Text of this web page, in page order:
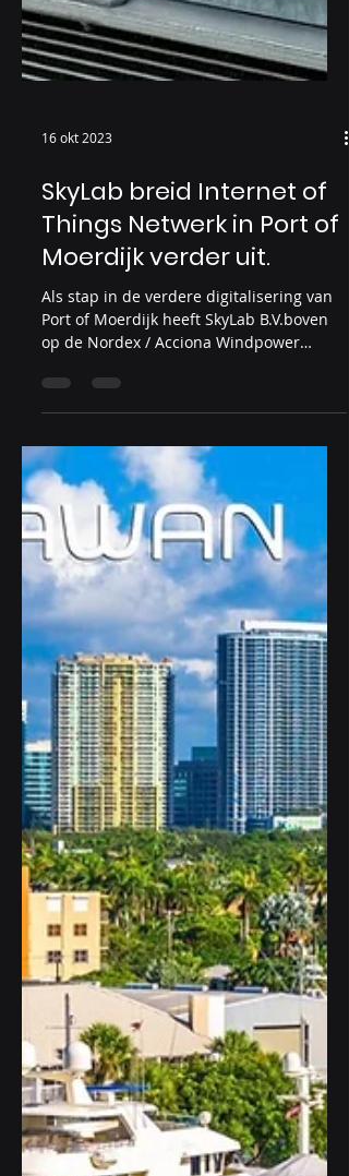
16 okt 2023
SkyLab breid Internet of
Things Netwerk in Port of
Moerdijk verder uit.
Als stap in de verdere digitalisering van
Port of Moerdijk heeft SkyLab B.V.boven
op de Nordex / Acciona Windpower
windturbine van...